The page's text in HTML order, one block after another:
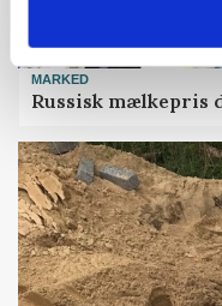
MARKED
Russisk mælkepris